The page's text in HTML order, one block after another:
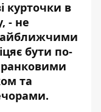
курточки в
- не
бути по-
ранковими
та